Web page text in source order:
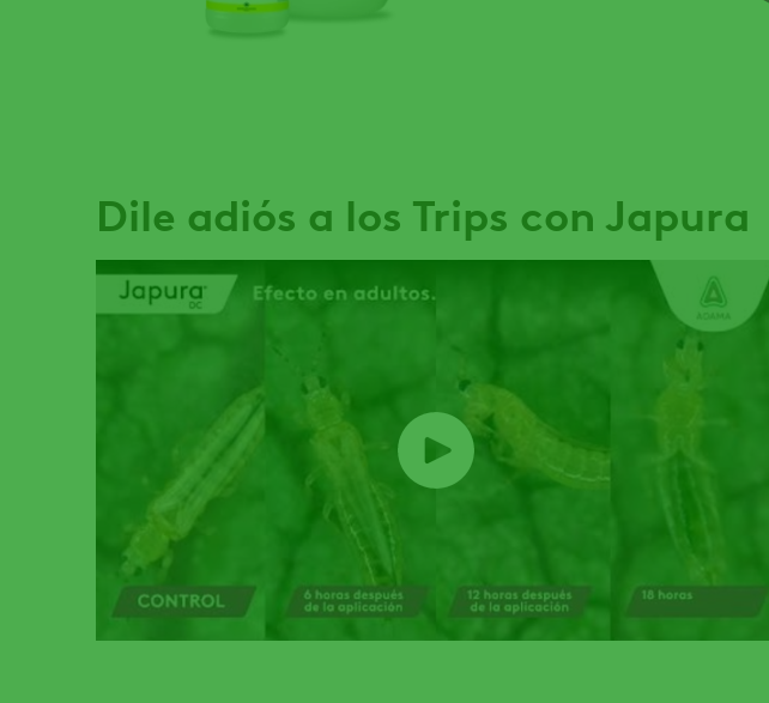
Dile adiós a los Trips con Japura